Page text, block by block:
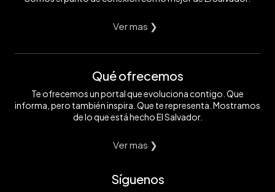
Ver mas ❯
Qué ofrecemos
Te ofrecemos un portal que evoluciona contigo. Que
informa, pero también inspira. Que te representa. Mostramos
de lo que está hecho El Salvador.
Ver mas ❯
Síguenos